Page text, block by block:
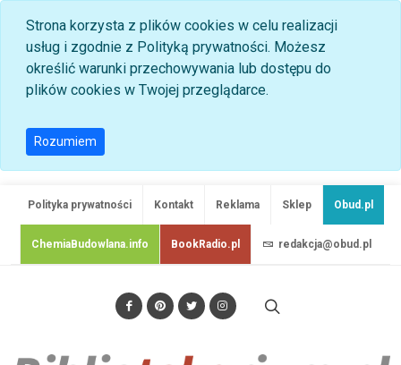
Strona korzysta z plików cookies w celu realizacji
usług i zgodnie z Polityką prywatności. Możesz
określić warunki przechowywania lub dostępu do
plików cookies w Twojej przeglądarce.
Rozumiem
Polityka prywatności Kontakt Reklama Sklep Obud.pl
ChemiaBudowlana.info BookRadio.pl redakcja@obud.pl